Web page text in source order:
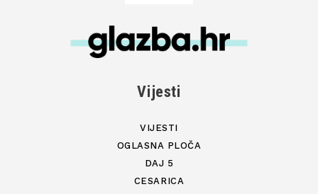
Vijesti
VIJESTI
OGLASNA PLOČA
DAJ 5
CESARICA